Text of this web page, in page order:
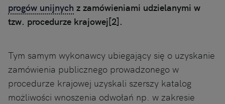
progów unijnych z zamówieniami udzielanymi w
tzw. procedurze krajowej[2].
Tym samym wykonawcy ubiegający się o uzyskanie
zamówienia publicznego prowadzonego w
procedurze krajowej uzyskali szerszy katalog
możliwości wnoszenia odwołań np. w zakresie